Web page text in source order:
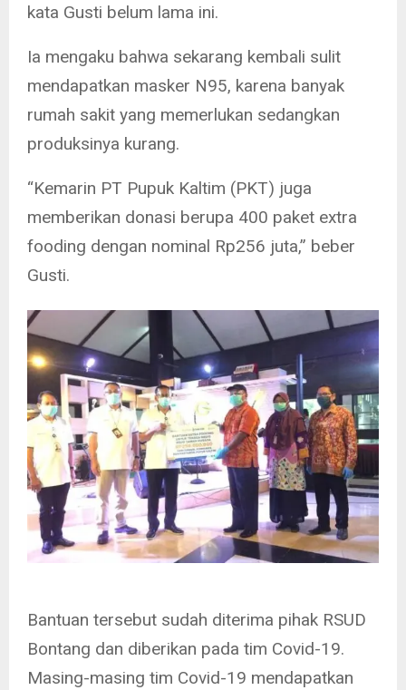
kata Gusti belum lama ini.
Ia mengaku bahwa sekarang kembali sulit
mendapatkan masker N95, karena banyak
rumah sakit yang memerlukan sedangkan
produksinya kurang.
“Kemarin PT Pupuk Kaltim (PKT) juga
memberikan donasi berupa 400 paket extra
fooding dengan nominal Rp256 juta,” beber
Gusti.
Bantuan tersebut sudah diterima pihak RSUD
Bontang dan diberikan pada tim Covid-19.
Masing-masing tim Covid-19 mendapatkan